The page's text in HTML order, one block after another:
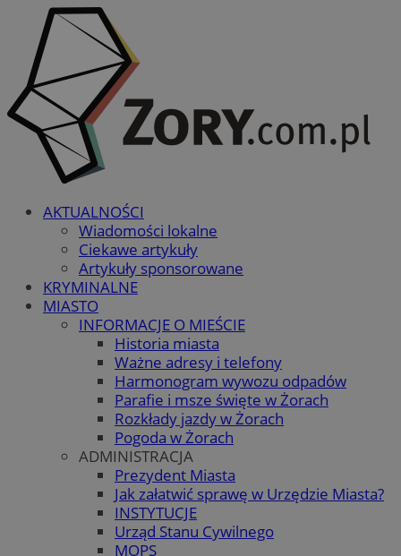
AKTUALNOŚCI
Wiadomości lokalne
Ciekawe artykuły
Artykuły sponsorowane
KRYMINALNE
MIASTO
INFORMACJE O MIEŚCIE
Historia miasta
Ważne adresy i telefony
Harmonogram wywozu odpadów
Parafie i msze święte w Żorach
Rozkłady jazdy w Żorach
Pogoda w Żorach
ADMINISTRACJA
Prezydent Miasta
Jak załatwić sprawę w Urzędzie Miasta?
INSTYTUCJE
Urząd Stanu Cywilnego
MOPS